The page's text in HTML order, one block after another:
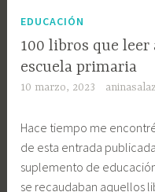
EDUCACIÓN
100 libros que
escuela primaria
10 marzo, 2023
Hace tiempo me
de esta entrada
suplemento de
se recaudaban aquellos